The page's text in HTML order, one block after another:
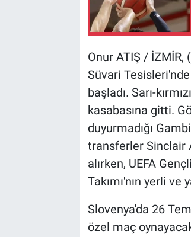
Onur ATIŞ / İZMİR,
Süvari
başladı. Sarı-
kasabasına gitti.
duyurmadığı
transferler Sinclair
alırken, UEFA
Takımı'nın yerli
Slovenya'da 26
özel maç